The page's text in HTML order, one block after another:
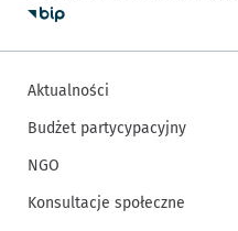
Aktualności
Budżet partycypacyjny
NGO
Konsultacje społeczne